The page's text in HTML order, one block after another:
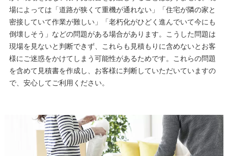
場によっては「道路が狭くて重機が通れない」「住宅が隣の家と
密接していて作業が難しい」「老朽化がひどく進んでいて今にも
倒壊しそう」などの問題がある場合があります。こうした問題は
現場を見ないと判断できず、これらも見積もりに含めないとお客
様にご迷惑をかけてしまう可能性があるためです。これらの問題
を含めて見積書を作成し、お客様に判断していただいていますの
で、安心してご利用ください。